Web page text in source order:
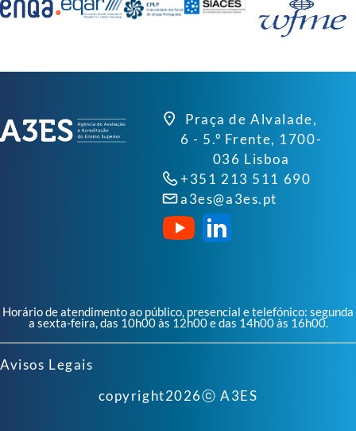
Praça de Alvalade,
6 - 5.º Frente, 1700-
036 Lisboa
+351 213 511 690
a3es@a3es.pt
Horário de atendimento ao público, presencial e telefónico: segunda
a sexta-feira, das 10h00 às 12h00 e das 14h00 às 16h00.
Avisos Legais
copyright2026ⓒ A3ES